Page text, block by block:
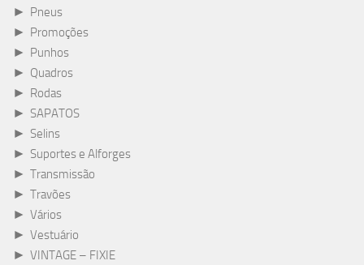
► Pneus
► Promoções
► Punhos
► Quadros
► Rodas
► SAPATOS
► Selins
► Suportes e Alforges
► Transmissão
► Travões
► Vários
► Vestuário
► VINTAGE – FIXIE